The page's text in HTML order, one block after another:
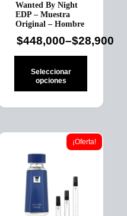
producto
Wanted By Night
EDP – Muestra
Original – Hombre
$28,900
–
$448,000
Price
$28,900
through
$448,000
Seleccionar
opciones
opciones
pueden
elegir
¡Oferta!